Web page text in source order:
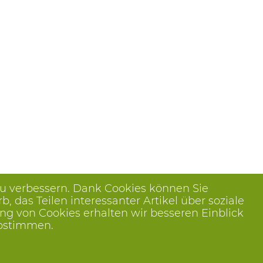
verbessern. Dank Cookies können Sie
das Teilen interessanter Artikel über soziale
von Cookies erhalten wir besseren Einblick